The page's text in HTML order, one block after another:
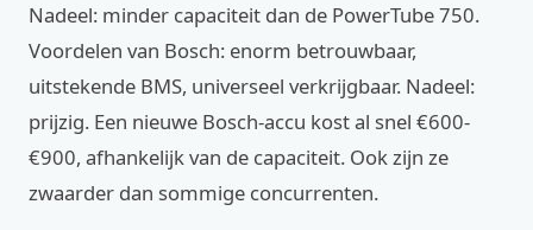
Nadeel: minder capaciteit dan de PowerTube 750.
Voordelen van Bosch: enorm betrouwbaar,
uitstekende BMS, universeel verkrijgbaar. Nadeel:
prijzig. Een nieuwe Bosch-accu kost al snel €600-
€900, afhankelijk van de capaciteit. Ook zijn ze
zwaarder dan sommige concurrenten.